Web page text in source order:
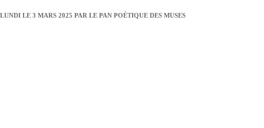
LUNDI LE 3 MARS 2025 PAR LE PAN POÉTIQUE DES MUSES